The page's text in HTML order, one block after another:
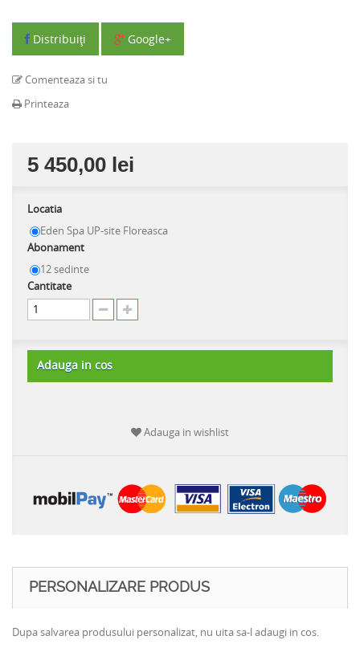
Distribuiţi Google+
Comenteaza si tu
Printeaza
5 450,00 lei
Locatia
Eden Spa UP-site Floreasca
Abonament
12 sedinte
Cantitate
Adauga in cos
Adauga in wishlist
PERSONALIZARE PRODUS
Dupa salvarea produsului personalizat, nu uita sa-l adaugi in cos.